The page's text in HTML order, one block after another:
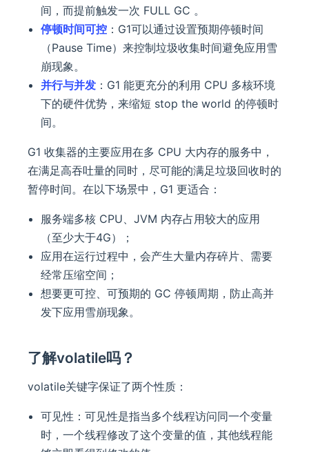
间，而提前触发一次 FULL GC 。
停顿时间可控 ：G1可以通过设置预期停顿时间
（Pause Time）来控制垃圾收集时间避免应用雪
崩现象。
并行与并发 ：G1 能更充分的利用 CPU 多核环境
下的硬件优势，来缩短 stop the world 的停顿时
间。
G1 收集器的主要应用在多 CPU 大内存的服务中，
在满足高吞吐量的同时，尽可能的满足垃圾回收时的
暂停时间。在以下场景中，G1 更适合：
服务端多核 CPU、JVM 内存占用较大的应用
（至少大于4G）；
应用在运行过程中，会产生大量内存碎片、需要
经常压缩空间；
想要更可控、可预期的 GC 停顿周期，防止高并
发下应用雪崩现象。
了解volatile吗？
volatile关键字保证了两个性质：
可见性：可见性是指当多个线程访问同一个变量
时，一个线程修改了这个变量的值，其他线程能